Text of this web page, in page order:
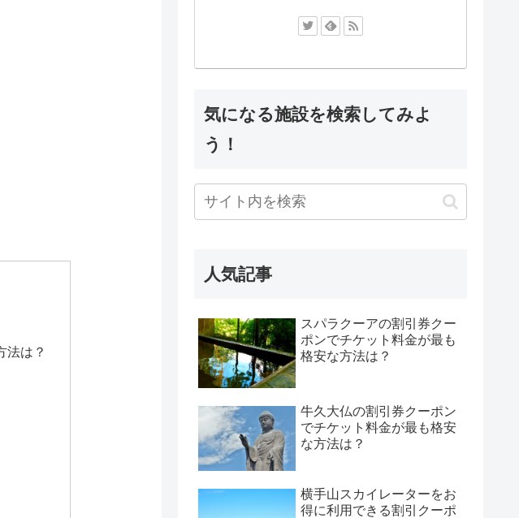
法は？
気になる施設を検索してみよ
う！
人気記事
スパラクーアの割引券クー
ポンでチケット料金が最も
格安な方法は？
牛久大仏の割引券クーポン
でチケット料金が最も格安
な方法は？
横手山スカイレーターをお
得に利用できる割引クーポ